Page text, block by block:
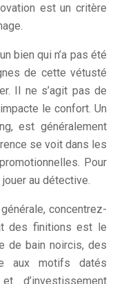
est un critère
bien qui n’a pas été
de cette vétusté
Il ne s’agit pas de
le confort. Un
est généralement
se voit dans les
Pour
au détective.
concentrez-
des finitions est le
de bain noircis, des
aux motifs datés
d’investissement